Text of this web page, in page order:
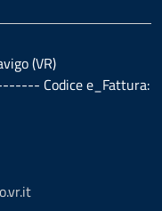
(VR)
Codice e_Fattura: